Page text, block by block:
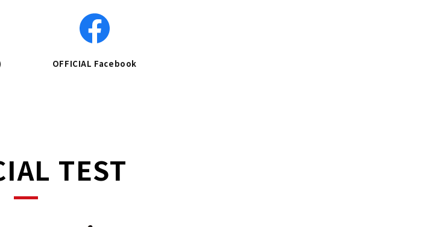
OFFICIAL Facebook
TEST